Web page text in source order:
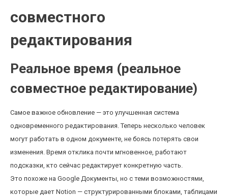
совместного
редактирования
Реальное время (реальное
совместное редактирование)
Самое важное обновление — это улучшенная система
одновременного редактирования. Теперь несколько человек
могут работать в одном документе, не боясь потерять свои
изменения. Время отклика почти мгновенное, работают
подсказки, кто сейчас редактирует конкретную часть.
Это похоже на Google Документы, но с теми возможностями,
которые дает Notion — структурированными блоками, таблицами